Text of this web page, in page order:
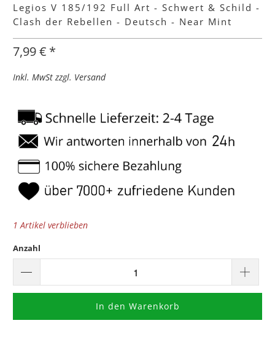
Legios V 185/192 Full Art - Schwert & Schild -
Clash der Rebellen - Deutsch - Near Mint
7,99 € *
Inkl. MwSt zzgl. Versand
1 Artikel verblieben
Anzahl
In den Warenkorb